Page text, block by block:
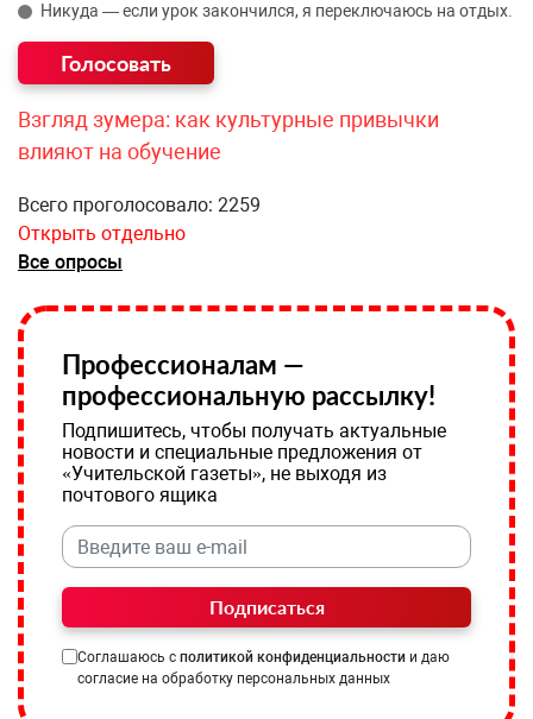
Никуда — если урок закончился, я переключаюсь на отдых.
Взгляд зумера: как культурные привычки
влияют на обучение
Всего проголосовало: 2259
Открыть отдельно
Все опросы
Профессионалам —
профессиональную рассылку!
Подпишитесь, чтобы получать актуальные
новости и специальные предложения от
«Учительской газеты», не выходя из
почтового ящика
Подписаться
Соглашаюсь с политикой конфиденциальности и даю
согласие на обработку персональных данных